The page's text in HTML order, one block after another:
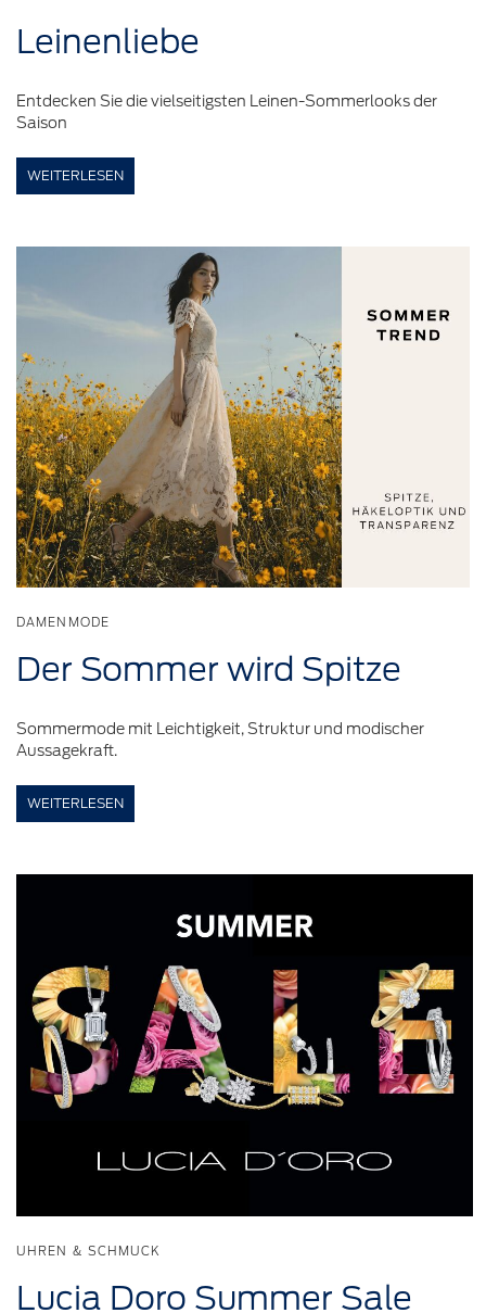
Leinenliebe
Entdecken Sie die vielseitigsten Leinen-Sommerlooks der
Saison
WEITERLESEN
DAMENMODE
Der Sommer wird Spitze
Sommermode mit Leichtigkeit, Struktur und modischer
Aussagekraft.
WEITERLESEN
UHREN & SCHMUCK
Lucia Doro Summer Sale